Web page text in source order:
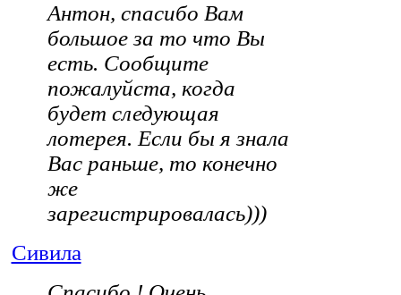
Антон, спасибо Вам
большое за то что Вы
есть. Сообщите
пожалуйста, когда
будет следующая
лотерея. Если бы я знала
Вас раньше, то конечно
же
зарегистрировалась)))
Сивила